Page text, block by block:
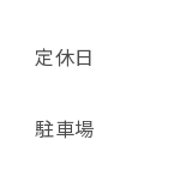
定休日
駐車場